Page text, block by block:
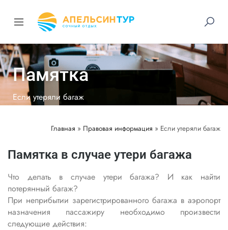
Памятка
Если утеряли багаж
Главная » Правовая информация » Если утеряли багаж
Памятка в случае утери багажа
Что делать в случае утери багажа? И как найти
потерянный багаж?
При неприбытии зарегистрированного багажа в аэропорт
назначения пассажиру необходимо произвести
следующие действия: